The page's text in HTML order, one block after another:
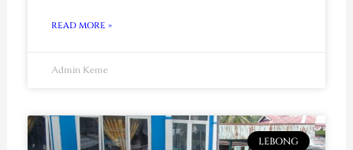
READ MORE »
Admin Keme
LEBONG